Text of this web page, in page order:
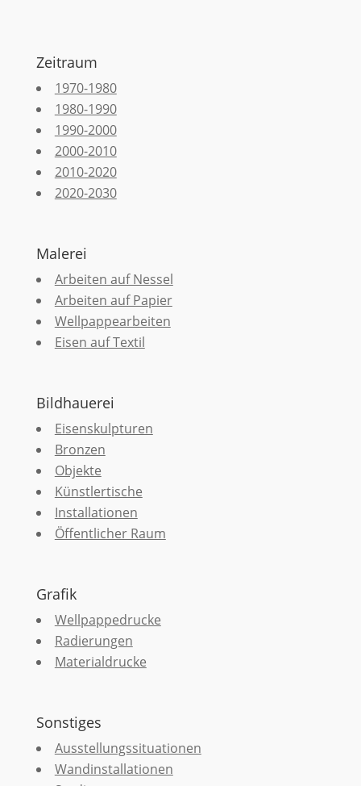
Zeitraum
1970-1980
1980-1990
1990-2000
2000-2010
2010-2020
2020-2030
Malerei
Arbeiten auf Nessel
Arbeiten auf Papier
Wellpappearbeiten
Eisen auf Textil
Bildhauerei
Eisenskulpturen
Bronzen
Objekte
Künstlertische
Installationen
Öffentlicher Raum
Grafik
Wellpappedrucke
Radierungen
Materialdrucke
Sonstiges
Ausstellungssituationen
Wandinstallationen